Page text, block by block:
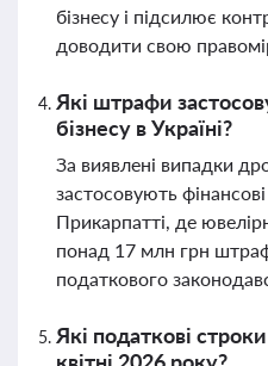
бізнесу і підсилює
доводити свою
Які штрафи
бізнесу в Україні?
За виявлені випадки
застосовують
Прикарпатті, де
понад 17 млн грн
податкового
Які податкові